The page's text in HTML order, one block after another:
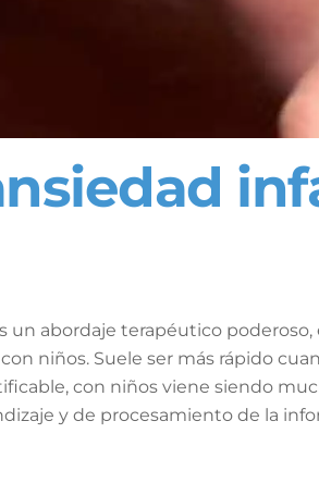
un abordaje terapéutico
niños. Suele ser más rápido
con niños viene siendo
y de procesamiento de la